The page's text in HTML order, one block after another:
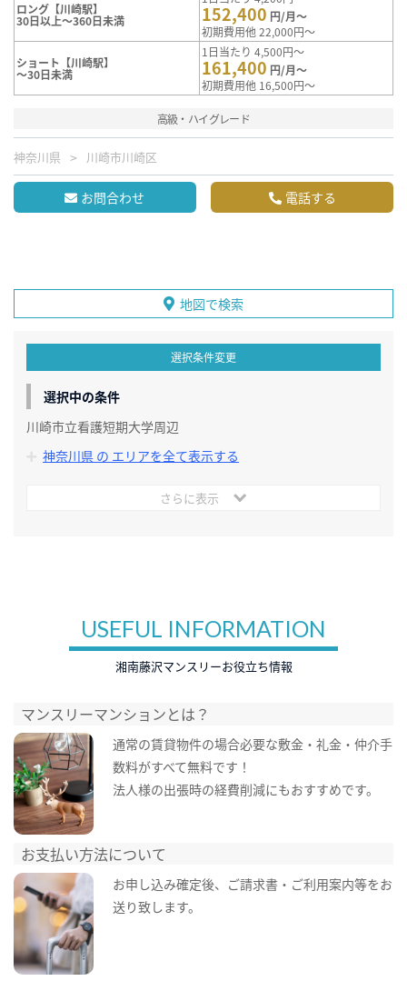
ロング【川崎駅】
30日以上～360日未満 152,400 円/月～
初期費用他 22,000円～
ショート【川崎駅】
～30日未満
1日当たり 4,500円～
161,400 円/月～
初期費用他 16,500円～
高級・ハイグレード
神奈川県 川崎市川崎区
お問合わせ 電話する
地図で検索
選択条件変更
選択中の条件
川崎市立看護短期大学周辺
神奈川県 の エリアを全て表示する
さらに表示
USEFUL INFORMATION
湘南藤沢マンスリーお役立ち情報
マンスリーマンションとは？
通常の賃貸物件の場合必要な敷金・礼金・仲介手
数料がすべて無料です！
法人様の出張時の経費削減にもおすすめです。
お支払い方法について
お申し込み確定後、ご請求書・ご利用案内等をお
送り致します。